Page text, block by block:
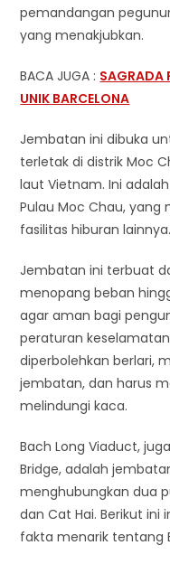
pemandangan
yang menakjubkan.
BACA JUGA : SAGRADA
UNIK BARCELONA
Jembatan ini dibuka
terletak di distrik Moc
laut Vietnam. Ini
Pulau Moc Chau, yang
fasilitas hiburan lainnya.
Jembatan ini terbuat
menopang beban
agar aman bagi
peraturan
diperbolehkan berlari,
jembatan, dan harus
melindungi kaca.
Bach Long Viaduct,
Bridge, adalah
menghubungkan dua
dan Cat Hai. Berikut
fakta menarik tentang